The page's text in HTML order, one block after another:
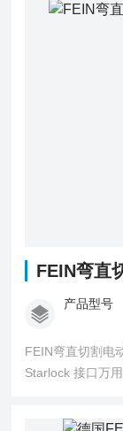
FEIN弯直
产品型号
FEIN弯直切割电
Starlock 接口万